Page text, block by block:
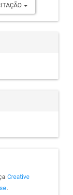
Creative
.